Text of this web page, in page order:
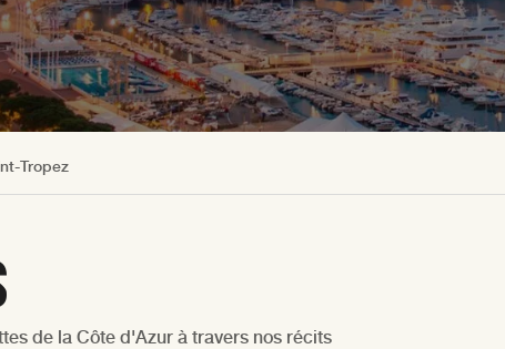
Tropez
de la Côte d'Azur à travers nos récits